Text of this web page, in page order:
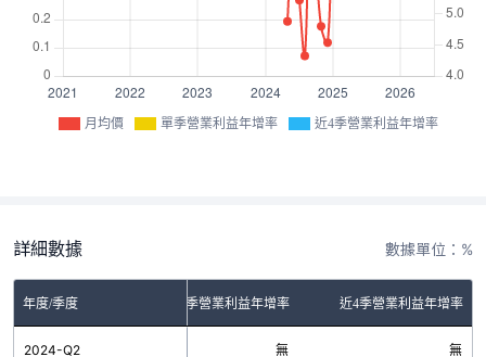
月均價 單季營業利益年增率 近4季營業利益年增率
詳細數據 數據單位：%
年度/季度 單季營業利益年增率 近4季營業利益年增率
2024-Q2 無 無